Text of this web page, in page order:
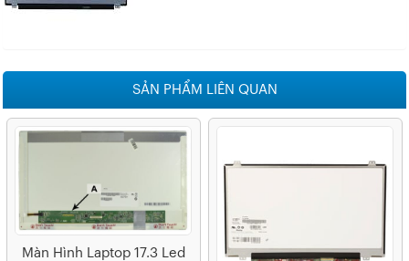
SẢN PHẨM LIÊN QUAN
Màn Hình Laptop 17.3 Led